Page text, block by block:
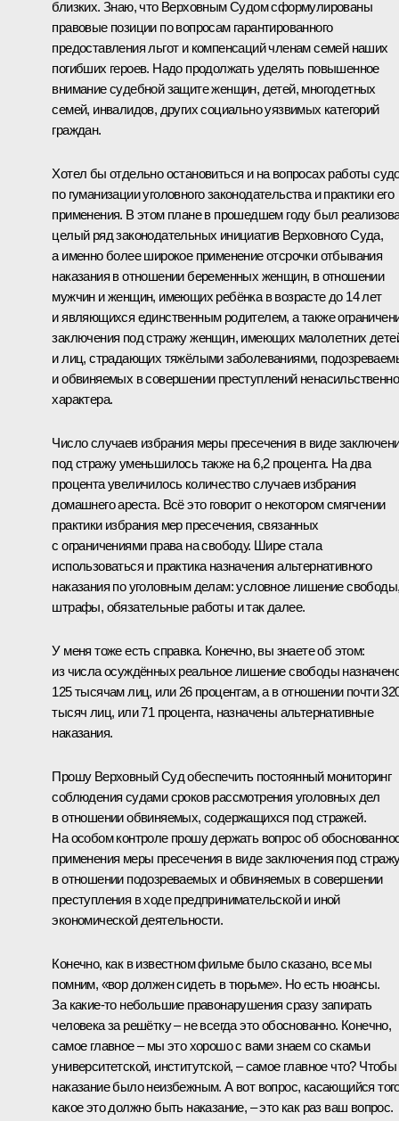
близких. Знаю, что Верховным Судом сформулированы
правовые позиции по вопросам гарантированного
предоставления льгот и компенсаций членам семей наших
погибших героев. Надо продолжать уделять повышенное
внимание судебной защите женщин, детей, многодетных
семей, инвалидов, других социально уязвимых категорий
граждан.
Хотел бы отдельно остановиться и на вопросах работы
по гуманизации уголовного законодательства и практики его
применения. В этом плане в прошедшем году был
целый ряд законодательных инициатив Верховного Суда,
а именно более широкое применение отсрочки отбывания
наказания в отношении беременных женщин, в отношении
мужчин и женщин, имеющих ребёнка в возрасте до 14 лет
и являющихся единственным родителем, а также
заключения под стражу женщин, имеющих малолетних
и лиц, страдающих тяжёлыми заболеваниями,
и обвиняемых в совершении преступлений
характера.
Число случаев избрания меры пресечения в виде
под стражу уменьшилось также на 6,2 процента. На два
процента увеличилось количество случаев избрания
домашнего ареста. Всё это говорит о некотором смягчении
практики избрания мер пресечения, связанных
с ограничениями права на свободу. Шире стала
использоваться и практика назначения альтернативного
наказания по уголовным делам: условное лишение
штрафы, обязательные работы и так далее.
У меня тоже есть справка. Конечно, вы знаете об этом:
из числа осуждённых реальное лишение свободы
125 тысячам лиц, или 26 процентам, а в отношении почти
тысяч лиц, или 71 процента, назначены альтернативные
наказания.
Прошу Верховный Суд обеспечить постоянный мониторинг
соблюдения судами сроков рассмотрения уголовных дел
в отношении обвиняемых, содержащихся под стражей.
На особом контроле прошу держать вопрос об
применения меры пресечения в виде заключения под
в отношении подозреваемых и обвиняемых в совершении
преступления в ходе предпринимательской и иной
экономической деятельности.
Конечно, как в известном фильме было сказано, все мы
помним, «вор должен сидеть в тюрьме». Но есть нюансы.
За какие-то небольшие правонарушения сразу запирать
человека за решётку – не всегда это обоснованно. Конечно,
самое главное – мы это хорошо с вами знаем со скамьи
университетской, институтской, – самое главное что? Чтобы
наказание было неизбежным. А вот вопрос, касающийся
какое это должно быть наказание, – это как раз ваш вопрос.